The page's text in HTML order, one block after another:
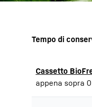
Tempo di
Cassetto
appena sopra